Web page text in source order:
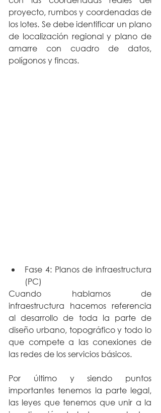
proyecto, rumbos y coordenadas de
los lotes. Se debe identificar un plano
de localización regional y plano de
amarre con cuadro de datos,
polígonos y fincas.
Fase 4: Planos de infraestructura
(PC)
Cuando hablamos de
infraestructura hacemos referencia
al desarrollo de toda la parte de
diseño urbano, topográfico y todo lo
que compete a las conexiones de
las redes de los servicios básicos.
Por último y siendo puntos
importantes tenemos la parte legal,
las leyes que tenemos que unir a la